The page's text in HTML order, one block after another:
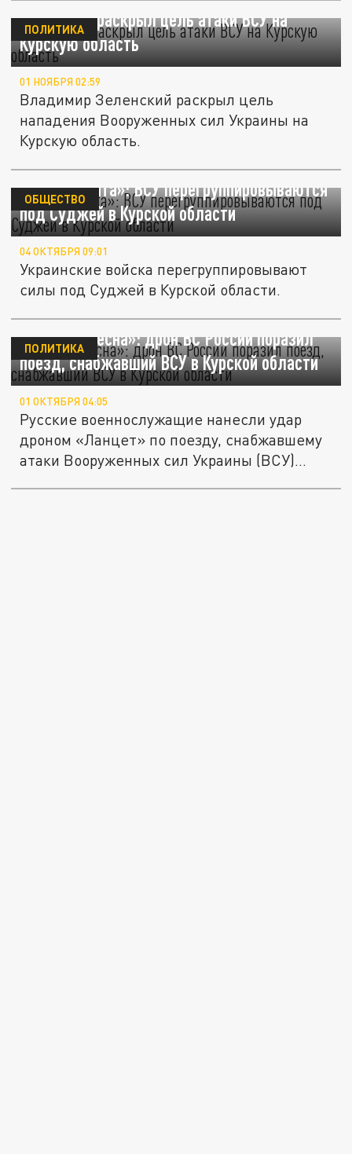
Зеленский раскрыл цель атаки ВСУ на
Курскую область
ПОЛИТИКА
01 НОЯБРЯ 02:59
Владимир Зеленский раскрыл цель
нападения Вооруженных сил Украины на
Курскую область.
Боец «Ахмата»: ВСУ перегруппировываются
под Суджей в Курской области
ОБЩЕСТВО
04 ОКТЯБРЯ 09:01
Украинские войска перегруппировывают
силы под Суджей в Курской области.
«Русская весна»: дрон ВС России поразил
поезд, снабжавший ВСУ в Курской области
ПОЛИТИКА
01 ОКТЯБРЯ 04:05
Русские военнослужащие нанесли удар
дроном «Ланцет» по поезду, снабжавшему
атаки Вооруженных сил Украины (ВСУ)...